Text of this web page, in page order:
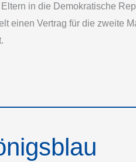
in die Demokratische
einen Vertrag für die zweite